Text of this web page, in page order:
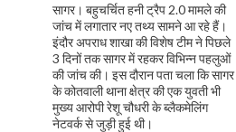
सागर। बहुचर्चित हनी ट्रैप 2.0 मामले की
जांच में लगातार नए तथ्य सामने आ रहे हैं।
इंदौर अपराध शाखा की विशेष टीम ने पिछले
3 दिनों तक सागर में रहकर विभिन्न पहलुओं
की जांच की। इस दौरान पता चला कि सागर
के कोतवाली थाना क्षेत्र की एक युवती भी
मुख्य आरोपी रेशू चौधरी के ब्लैकमेलिंग
नेटवर्क से जुड़ी हुई थी।